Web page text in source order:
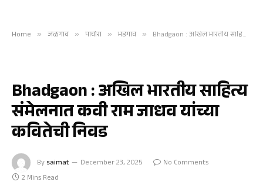
Home » जळगाव » पाचोरा » भडगाव » Bhadgaon : अखिल भारतीय साहित्य संमेलनात कवी राम जाधव यांच्या कवितेची निवड
Bhadgaon : अखिल भारतीय साहित्य
संमेलनात कवी राम जाधव यांच्या
कवितेची निवड
By saimat December 23, 2025
No Comments
2 Mins Read